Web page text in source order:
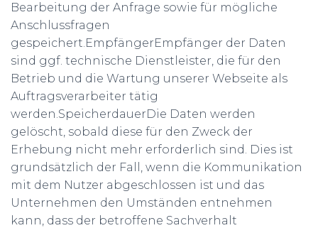
Bearbeitung der Anfrage sowie für mögliche
Anschlussfragen
gespeichert.EmpfängerEmpfänger der Daten
sind ggf. technische Dienstleister, die für den
Betrieb und die Wartung unserer Webseite als
Auftragsverarbeiter tätig
werden.SpeicherdauerDie Daten werden
gelöscht, sobald diese für den Zweck der
Erhebung nicht mehr erforderlich sind. Dies ist
grundsätzlich der Fall, wenn die Kommunikation
mit dem Nutzer abgeschlossen ist und das
Unternehmen den Umständen entnehmen
kann, dass der betroffene Sachverhalt